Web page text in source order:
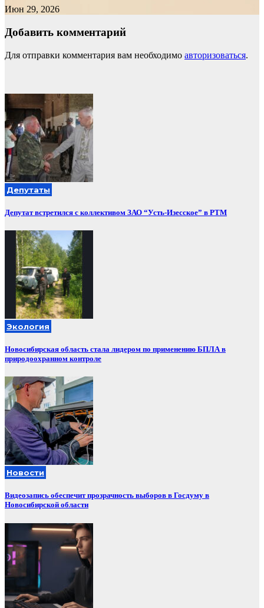
Июн 29, 2026
Добавить комментарий
Для отправки комментария вам необходимо авторизоваться.
Депутаты
Депутат встретился с коллективом ЗАО “Усть-Изесское” в РТМ
Экология
Новосибирская область стала лидером по применению БПЛА в
природоохранном контроле
Новости
Видеозапись обеспечит прозрачность выборов в Госдуму в
Новосибирской области